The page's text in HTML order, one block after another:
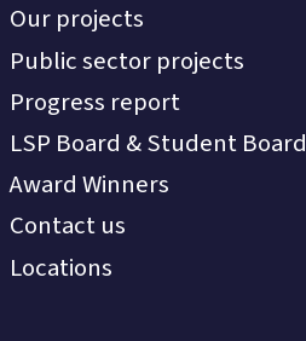
Our projects
Public sector projects
Progress report
LSP Board & Student Board
Award Winners
Contact us
Locations